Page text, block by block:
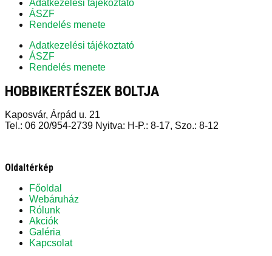
Adatkezelési tájékoztató
ÁSZF
Rendelés menete
Adatkezelési tájékoztató
ÁSZF
Rendelés menete
HOBBIKERTÉSZEK BOLTJA
Kaposvár, Árpád u. 21
Tel.: 06 20/954-2739 Nyitva: H-P.: 8-17, Szo.: 8-12
Oldaltérkép
Főoldal
Webáruház
Rólunk
Akciók
Galéria
Kapcsolat